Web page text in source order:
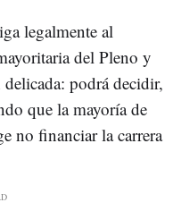
legalmente al
del Pleno y
podrá decidir,
que la mayoría de
no financiar la carrera